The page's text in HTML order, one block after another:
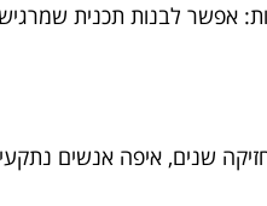
אפשר לבנות תכנית
שנים, איפה אנשים